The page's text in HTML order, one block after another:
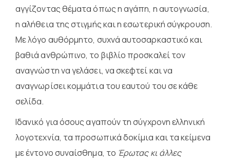
αγγίζοντας θέματα όπως η αγάπη, η αυτογνωσία,
η αλήθεια της στιγμής και η εσωτερική σύγκρουση.
Με λόγο αυθόρμητο, συχνά αυτοσαρκαστικό και
βαθιά ανθρώπινο, το βιβλίο προσκαλεί τον
αναγνώστη να γελάσει, να σκεφτεί και να
αναγνωρίσει κομμάτια του εαυτού του σε κάθε
σελίδα.
Ιδανικό για όσους αγαπούν τη σύγχρονη ελληνική
λογοτεχνία, τα προσωπικά δοκίμια και τα κείμενα
με έντονο συναίσθημα, το Έρωτας κι άλλες